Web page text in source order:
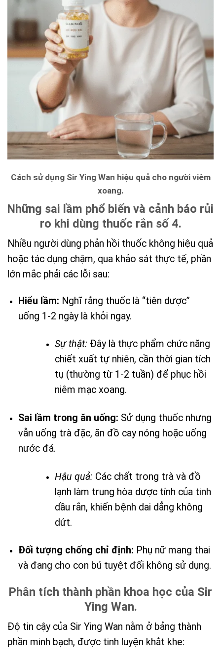
Cách sử dụng Sir Ying Wan hiệu quả cho người viêm
xoang.
Những sai lầm phổ biến và cảnh báo rủi
ro khi dùng thuốc rắn số 4.
Nhiều người dùng phản hồi thuốc không hiệu quả
hoặc tác dụng chậm, qua khảo sát thực tế, phần
lớn mắc phải các lỗi sau:
Hiểu lầm: Nghĩ rằng thuốc là “tiên dược”
uống 1-2 ngày là khỏi ngay.
Sự thật: Đây là thực phẩm chức năng
chiết xuất tự nhiên, cần thời gian tích
tụ (thường từ 1-2 tuần) để phục hồi
niêm mạc xoang.
Sai lầm trong ăn uống: Sử dụng thuốc nhưng
vẫn uống trà đặc, ăn đồ cay nóng hoặc uống
nước đá.
Hậu quả: Các chất trong trà và đồ
lạnh làm trung hòa dược tính của tinh
dầu rắn, khiến bệnh dai dẳng không
dứt.
Đối tượng chống chỉ định: Phụ nữ mang thai
và đang cho con bú tuyệt đối không sử dụng.
Phân tích thành phần khoa học của Sir
Ying Wan.
Độ tin cậy của Sir Ying Wan nằm ở bảng thành
phần minh bạch, được tinh luyện khắt khe: